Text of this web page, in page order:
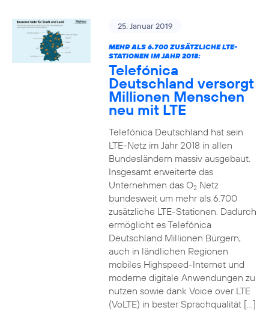
25. Januar 2019
MEHR ALS 6.700 ZUSÄTZLICHE LTE-
STATIONEN IM JAHR 2018:
Telefónica
Deutschland versorgt
Millionen Menschen
neu mit LTE
Telefónica Deutschland hat sein
LTE-Netz im Jahr 2018 in allen
Bundesländern massiv ausgebaut.
Insgesamt erweiterte das
Unternehmen das O2Netz
bundesweit um mehr als 6.700
zusätzliche LTE-Stationen. Dadurch
ermöglicht es Telefónica
Deutschland Millionen Bürgern,
auch in ländlichen Regionen
mobiles Highspeed-Internet und
moderne digitale Anwendungen zu
nutzen sowie dank Voice over LTE
(VoLTE) in bester Sprachqualität […]